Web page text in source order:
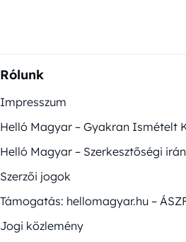
Rólunk
Impresszum
Helló Magyar – Gyakran Ismételt
Helló Magyar – Szerkesztőségi
Szerzői jogok
Támogatás: hellomagyar.hu –
Jogi közlemény